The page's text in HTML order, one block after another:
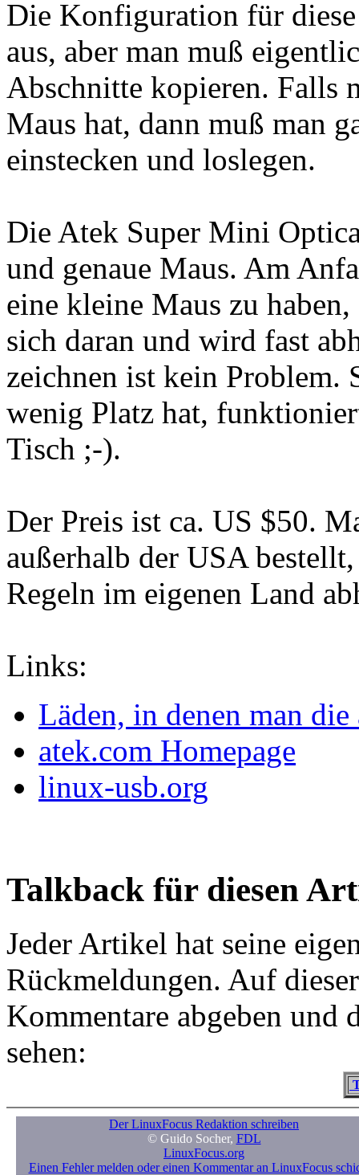
Die Konfiguration für
aus, aber man muß
Abschnitte kopieren. Falls
Maus hat, dann muß man
einstecken und loslegen.
Die Atek Super Mini
und genaue Maus. Am
eine kleine Maus zu
sich daran und wird fast
zeichnen ist kein Problem.
wenig Platz hat,
Tisch ;-).
Der Preis ist ca. US $50.
außerhalb der USA
Regeln im eigenen Land
Links:
Läden, in denen man
atek.com Homepage
linux-usb.org
Talkback für diesen
Jeder Artikel hat seine
Rückmeldungen. Auf
Kommentare abgeben und
sehen:
Der LinuxFocus Redaktion schreiben
© Guido Socher, FDL
LinuxFocus.org
Einen Fehler melden oder einen Kommentar an LinuxFocus